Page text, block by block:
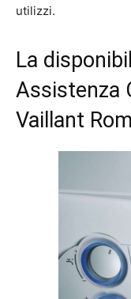
utilizzi.
La
Assistenza
Vaillant